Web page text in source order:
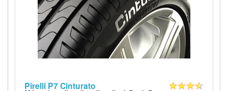
Pirelli P7 Cinturato